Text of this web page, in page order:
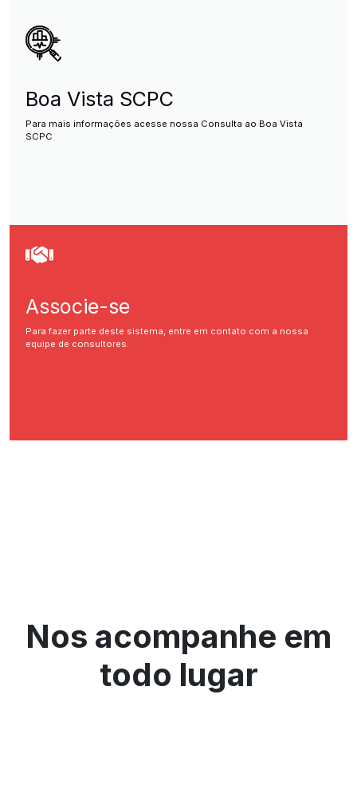
Boa Vista SCPC
Para mais informações acesse nossa Consulta ao Boa Vista
SCPC
Associe-se
Para fazer parte deste sistema, entre em contato com a nossa
equipe de consultores.
Nos acompanhe em
todo lugar